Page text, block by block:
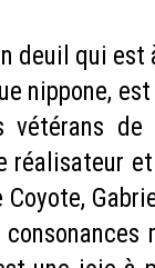
qui est
nippone,
vétérans
réalisateur